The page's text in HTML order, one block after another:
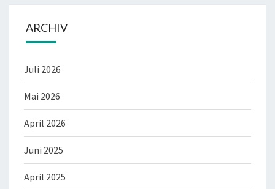
ARCHIV
Juli 2026
Mai 2026
April 2026
Juni 2025
April 2025